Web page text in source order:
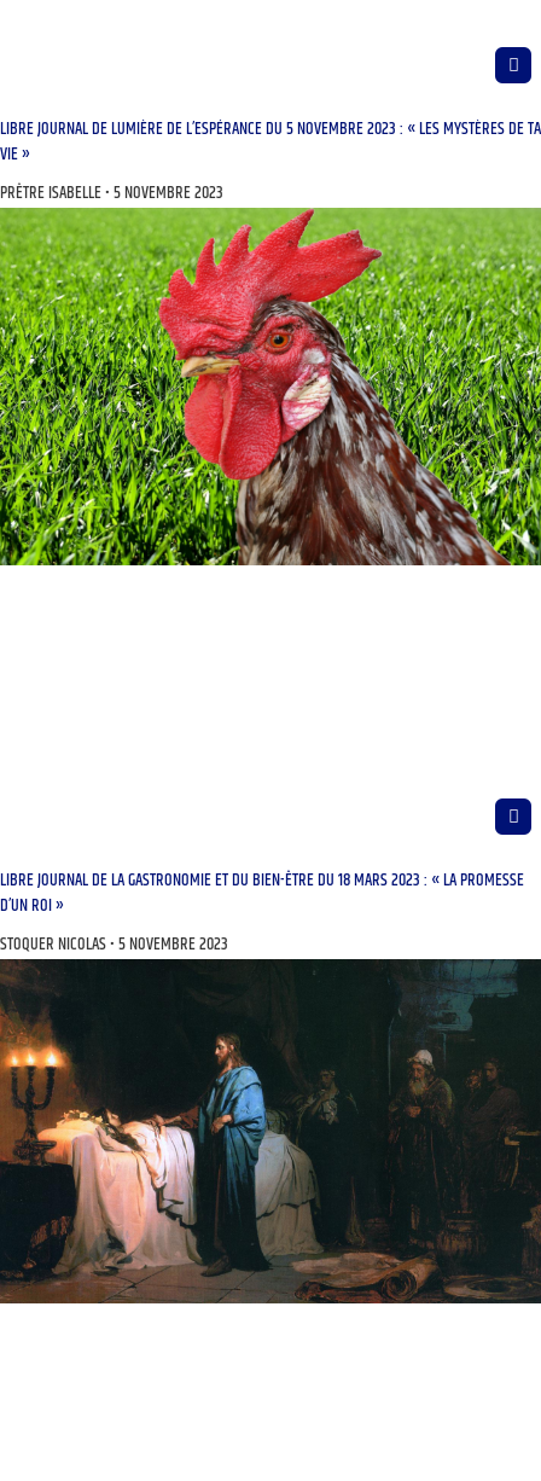
LIBRE JOURNAL DE LUMIÈRE DE L’ESPÉRANCE DU 5 NOVEMBRE 2023 : « LES MYSTÈRES DE TA
VIE »
PRÊTRE ISABELLE 5 NOVEMBRE 2023
LIBRE JOURNAL DE LA GASTRONOMIE ET DU BIEN-ÊTRE DU 18 MARS 2023 : « LA PROMESSE
D’UN ROI »
STOQUER NICOLAS 5 NOVEMBRE 2023